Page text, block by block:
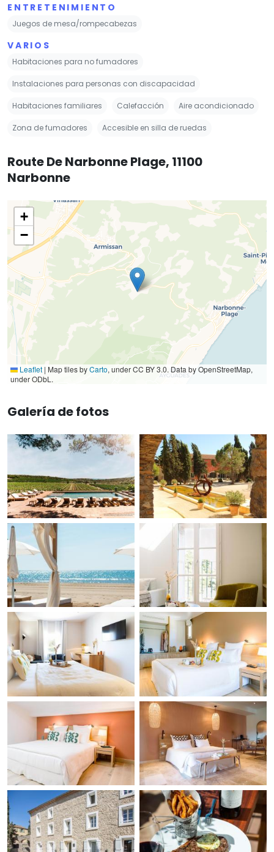
ENTRETENIMIENTO
Juegos de mesa/rompecabezas
VARIOS
Habitaciones para no fumadores
Instalaciones para personas con discapacidad
Habitaciones familiares Calefacción Aire acondicionado
Zona de fumadores Accesible en silla de ruedas
Route De Narbonne Plage, 11100
Narbonne
+
−
Leaflet | Map tiles byCarto, under CC BY 3.0. Data by OpenStreetMap,
under ODbL.
Galería de fotos